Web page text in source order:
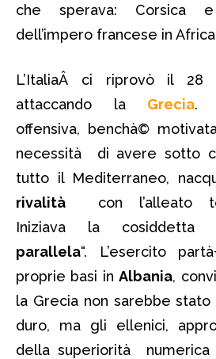
che sperava: Corsica
dell’impero francese in
L’ItaliaÂ ci riprovò il 28
attaccando la Grecia.
offensiva, benchà©
necessità di avere sotto
tutto il Mediterraneo,
rivalità
con l’alleato
Iniziava la cosiddetta
parallela“. L’esercito
proprie basi inAlbania,
la Grecia non sarebbe stato
duro, ma gli ellenici,
della superiorità